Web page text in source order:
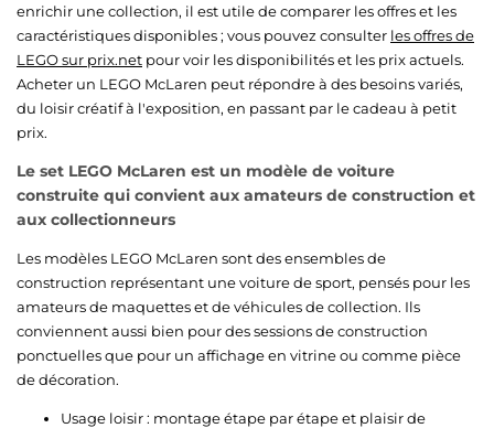
enrichir une collection, il est utile de comparer les offres et les
caractéristiques disponibles ; vous pouvez consulter les offres de
LEGO sur prix.net pour voir les disponibilités et les prix actuels.
Acheter un LEGO McLaren peut répondre à des besoins variés,
du loisir créatif à l'exposition, en passant par le cadeau à petit
prix.
Le set LEGO McLaren est un modèle de voiture
construite qui convient aux amateurs de construction et
aux collectionneurs
Les modèles LEGO McLaren sont des ensembles de
construction représentant une voiture de sport, pensés pour les
amateurs de maquettes et de véhicules de collection. Ils
conviennent aussi bien pour des sessions de construction
ponctuelles que pour un affichage en vitrine ou comme pièce
de décoration.
Usage loisir : montage étape par étape et plaisir de